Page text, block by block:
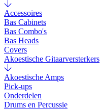
Accessoires
Bas Cabinets
Bas Combo's
Bas Heads
Covers
Akoestische Gitaarversterkers
Akoestische Amps
Pick-ups
Onderdelen
Drums en Percussie